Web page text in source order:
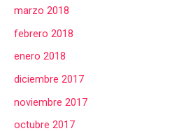
marzo 2018
febrero 2018
enero 2018
diciembre 2017
noviembre 2017
octubre 2017